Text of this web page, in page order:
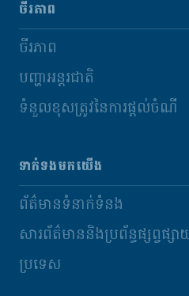
ចីរភាព
ចីរភាព
បញ្ហាអន្តរជាតិ
ទំនួលខុសត្រូវនៃការផ្តល់ចំណី
ទាក់ទងមកយើង
ព័ត៌មានទំនាក់ទំនង
សារព័ត៌មាននិងប្រព័ន្ធផ្សព្វផ្ស
ប្រទេស